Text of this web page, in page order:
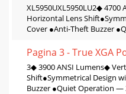
XL5950UXL5950LU2◆ 4700
Horizontal Lens
Cover ●Anti-Theft Buzzer
Pagina 3 - True XGA
3◆ 3900 ANSI Lumens◆
Shift●Symmetrical Design
Buzzer ●Quiet Operation —